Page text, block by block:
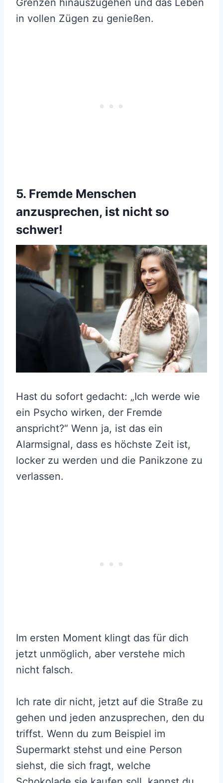
Grenzen hinauszugehen und das Leben
in vollen Zügen zu genießen.
5. Fremde Menschen
anzusprechen, ist nicht so
schwer!
Hast du sofort gedacht: „Ich werde wie
ein Psycho wirken, der Fremde
anspricht?“ Wenn ja, ist das ein
Alarmsignal, dass es höchste Zeit ist,
locker zu werden und die Panikzone zu
verlassen.
Im ersten Moment klingt das für dich
jetzt unmöglich, aber verstehe mich
nicht falsch.
Ich rate dir nicht, jetzt auf die Straße zu
gehen und jeden anzusprechen, den du
triffst. Wenn du zum Beispiel im
Supermarkt stehst und eine Person
siehst, die sich fragt, welche